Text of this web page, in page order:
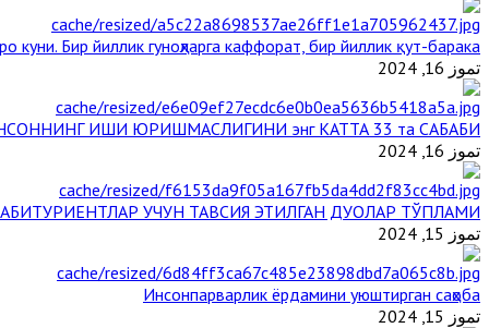
куни. Бир йиллик гуноҳларга каффорат, бир йиллик қут-барака
تموز 16, 2024
ИШИ ЮРИШМАСЛИГИНИ энг КАТТА 33 та САБАБИ
تموز 16, 2024
АБИТУРИЕНТЛАР УЧУН ТАВСИЯ ЭТИЛГАН ДУОЛАР ТЎПЛАМИ
تموز 15, 2024
Инсонпарварлик ёрдамини уюштирган саҳоба
تموز 15, 2024